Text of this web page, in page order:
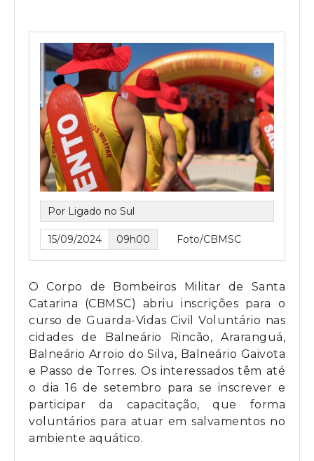
Por Ligado no Sul
15/09/2024 09h00 Foto/CBMSC
O Corpo de Bombeiros Militar de Santa
Catarina (CBMSC) abriu inscrições para o
curso de Guarda-Vidas Civil Voluntário nas
cidades de Balneário Rincão, Araranguá,
Balneário Arroio do Silva, Balneário Gaivota
e Passo de Torres. Os interessados têm até
o dia 16 de setembro para se inscrever e
participar da capacitação, que forma
voluntários para atuar em salvamentos no
ambiente aquático.